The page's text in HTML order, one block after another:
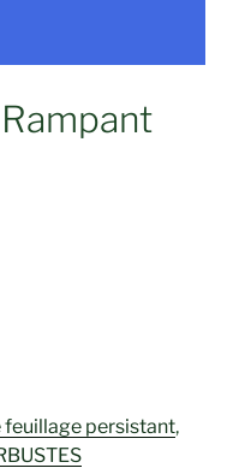
feuillage persistant,